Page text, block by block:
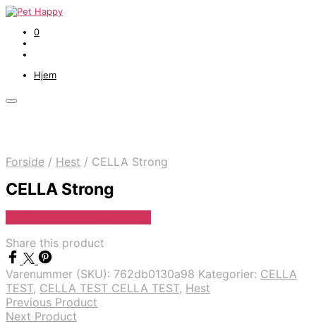
0
Hjem
Forside / Hest / CELLA Strong
CELLA Strong
Share this product
Varenummer (SKU): 762db0130a98 Kategorier: CELLA
TEST, CELLA TEST CELLA TEST, Hest
Previous Product
Next Product